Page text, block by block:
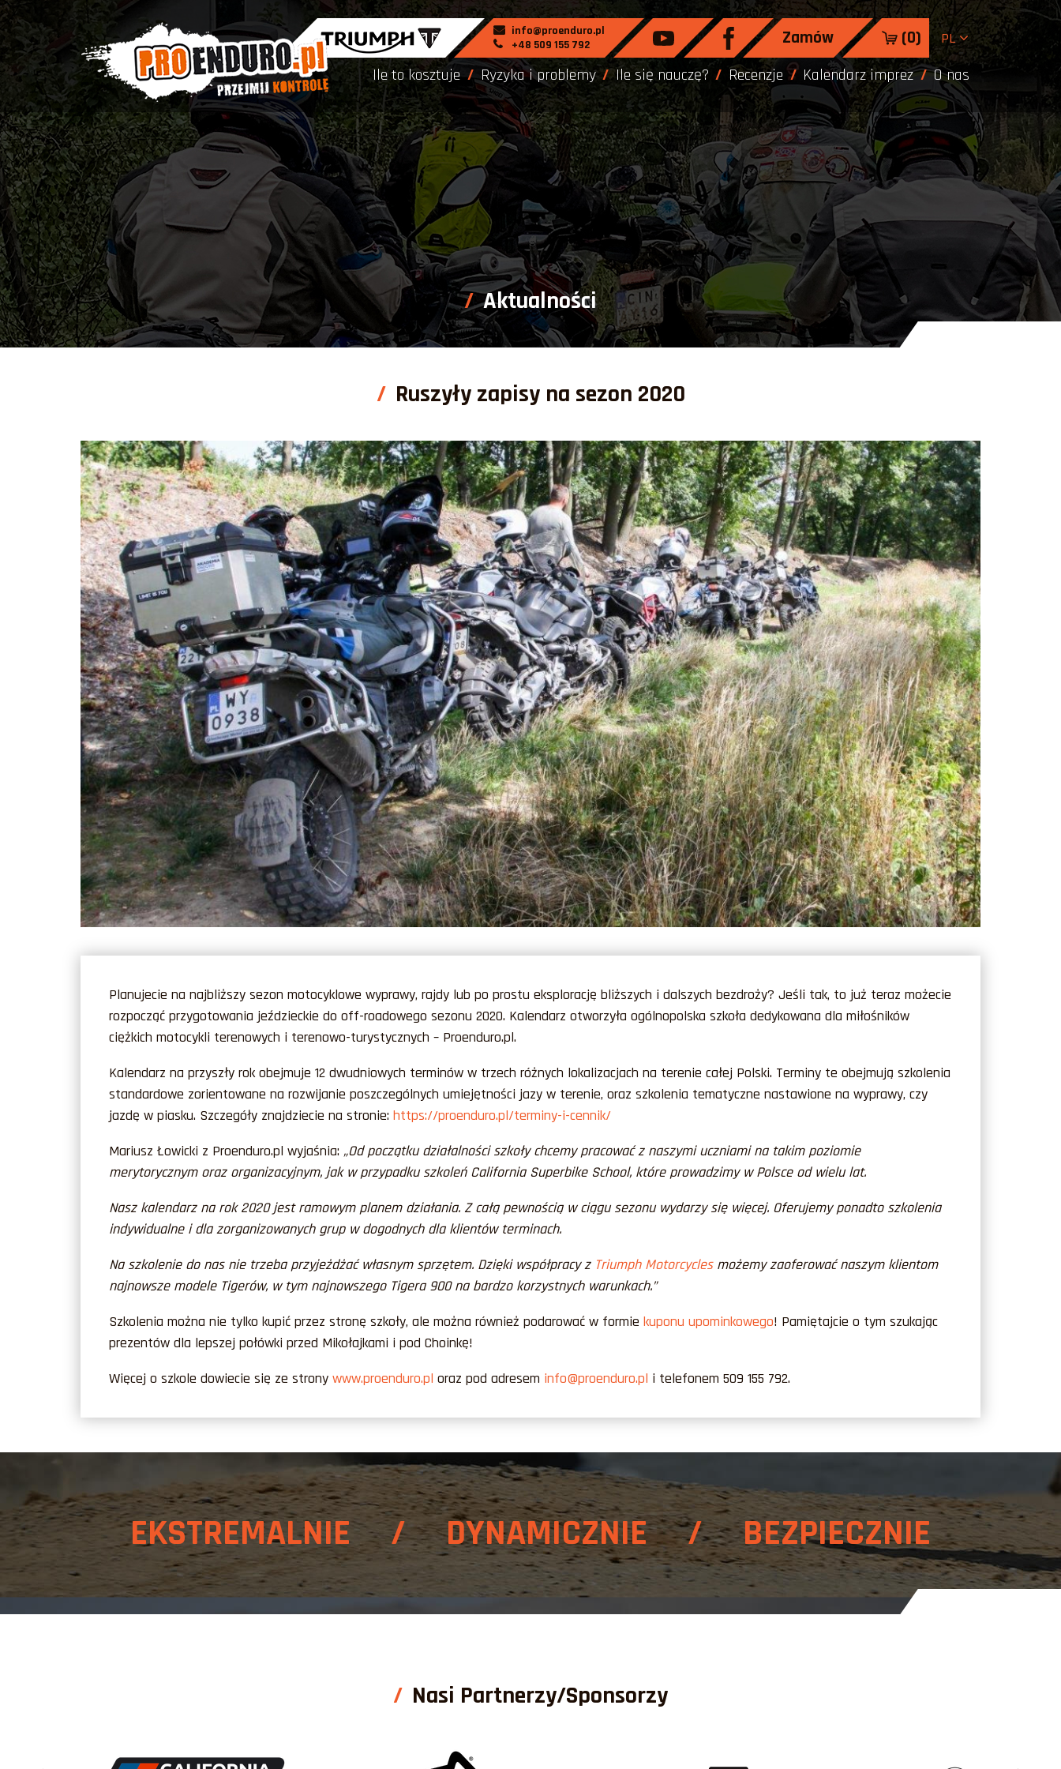
info@proenduro.pl
+48 509 155 792
Zamów (0) PL
Ile to kosztuje Ryzyka i problemy Ile się nauczę? Recenzje Kalendarz imprez O nas
Aktualności
Ruszyły zapisy na sezon 2020
Planujecie na najbliższy sezon motocyklowe wyprawy, rajdy lub po prostu eksplorację bliższych i dalszych bezdroży? Jeśli tak, to już teraz możecie
rozpocząć przygotowania jeździeckie do off-roadowego sezonu 2020. Kalendarz otworzyła ogólnopolska szkoła dedykowana dla miłośników
ciężkich motocykli terenowych i terenowo-turystycznych – Proenduro.pl.
Kalendarz na przyszły rok obejmuje 12 dwudniowych terminów w trzech różnych lokalizacjach na terenie całej Polski. Terminy te obejmują szkolenia
standardowe zorientowane na rozwijanie poszczególnych umiejętności jazy w terenie, oraz szkolenia tematyczne nastawione na wyprawy, czy
jazdę w piasku. Szczegóły znajdziecie na stronie: https://proenduro.pl/terminy-i-cennik/
Mariusz Łowicki z Proenduro.pl wyjaśnia: „Od początku działalności szkoły chcemy pracować z naszymi uczniami na takim poziomie
merytorycznym oraz organizacyjnym, jak w przypadku szkoleń California Superbike School, które prowadzimy w Polsce od wielu lat.
Nasz kalendarz na rok 2020 jest ramowym planem działania. Z całą pewnością w ciągu sezonu wydarzy się więcej. Oferujemy ponadto szkolenia
indywidualne i dla zorganizowanych grup w dogodnych dla klientów terminach.
Na szkolenie do nas nie trzeba przyjeżdżać własnym sprzętem. Dzięki współpracy z Triumph Motorcyclesmożemy zaoferować naszym klientom
najnowsze modele Tigerów, w tym najnowszego Tigera 900 na bardzo korzystnych warunkach.”
Szkolenia można nie tylko kupić przez stronę szkoły, ale można również podarować w formie kuponu upominkowego! Pamiętajcie o tym szukając
prezentów dla lepszej połówki przed Mikołajkami i pod Choinkę!
Więcej o szkole dowiecie się ze strony www.proenduro.pl oraz pod adresem info@proenduro.pl i telefonem 509 155 792.
EKSTREMALNIE / DYNAMICZNIE / BEZPIECZNIE
Nasi Partnerzy/Sponsorzy